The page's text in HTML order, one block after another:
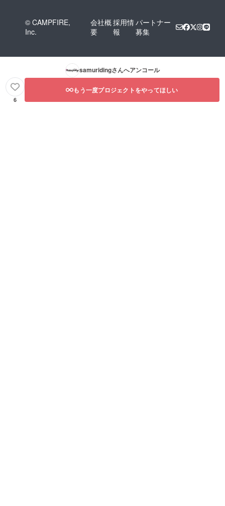
© CAMPFIRE,
Inc.
会社概
要
採用情
報
パートナー
募集
samuridingさんへアンコール
6
もう一度プロジェクトをやってほしい